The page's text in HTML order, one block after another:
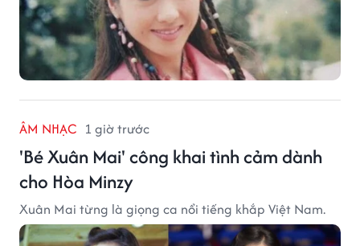
ÂM NHẠC 1 giờ trước
'Bé Xuân Mai' công khai tình cảm dành
cho Hòa Minzy
Xuân Mai từng là giọng ca nổi tiếng khắp Việt Nam.